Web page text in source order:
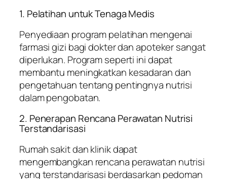
1. Pelatihan untuk Tenaga Medis
Penyediaan program pelatihan mengenai
farmasi gizi bagi dokter dan apoteker sangat
diperlukan. Program seperti ini dapat
membantu meningkatkan kesadaran dan
pengetahuan tentang pentingnya nutrisi
dalam pengobatan.
2. Penerapan Rencana Perawatan Nutrisi
Terstandarisasi
Rumah sakit dan klinik dapat
mengembangkan rencana perawatan nutrisi
yang terstandarisasi berdasarkan pedoman